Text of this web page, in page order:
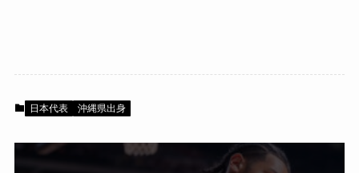
日本代表 沖縄県出身